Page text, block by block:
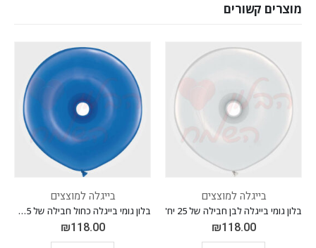
מוצרים קשורים
בייגלה למוצצים
בלון גומי בייגלה לבן חבילה של 25 יח'
₪118.00
בייגלה למוצצים
בלון גומי בייגלה כחול חבילה של 25 יח'
₪118.00